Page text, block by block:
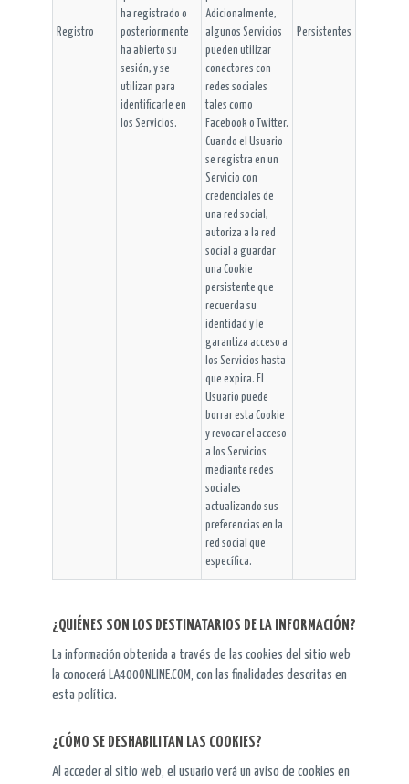
Registro
ha registrado o
posteriormente
ha abierto su
sesión, y se
utilizan para
identificarle en
los Servicios.
Adicionalmente,
algunos Servicios
pueden utilizar
conectores con
redes sociales
tales como
Facebook o Twitter.
Cuando el Usuario
se registra en un
Servicio con
credenciales de
una red social,
autoriza a la red
social a guardar
una Cookie
persistente que
recuerda su
identidad y le
garantiza acceso a
los Servicios hasta
que expira. El
Usuario puede
borrar esta Cookie
y revocar el acceso
a los Servicios
mediante redes
sociales
actualizando sus
preferencias en la
red social que
específica.
Persistentes
¿QUIÉNES SON LOS DESTINATARIOS DE LA INFORMACIÓN?
La información obtenida a través de las cookies del sitio web
la conocerá LA400ONLINE.COM, con las finalidades descritas en
esta política.
¿CÓMO SE DESHABILITAN LAS COOKIES?
Al acceder al sitio web, el usuario verá un aviso de cookies en